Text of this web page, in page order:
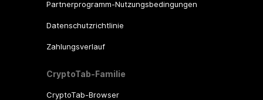
Partnerprogramm-Nutzungsbedingungen
Datenschutzrichtlinie
Zahlungsverlauf
CryptoTab-Familie
CryptoTab-Browser